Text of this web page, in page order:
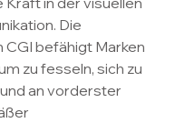
Die
CGI befähigt Marken
zu fesseln, sich zu
an vorderster